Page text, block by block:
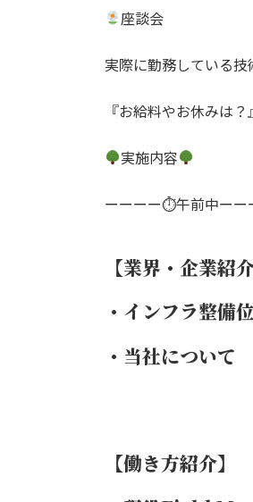
座談会
実際に勤務している
『お給料やお休みは
実施内容
ーーーー⏱午前中ーー
【業界・企業紹介
・インフラ整備
・当社について
【働き方紹介】